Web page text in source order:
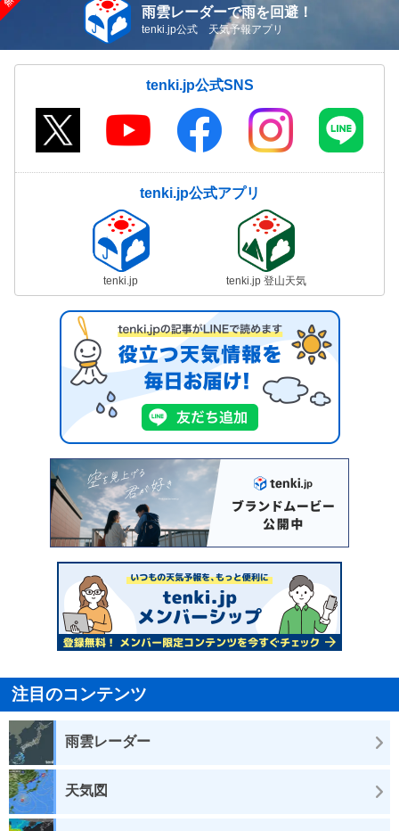
雨雲レーダーで雨を回避！
tenki.jp公式 天気予報アプリ
tenki.jp公式SNS
tenki.jp公式アプリ
tenki.jp tenki.jp 登山天気
注目のコンテンツ
雨雲レーダー
天気図